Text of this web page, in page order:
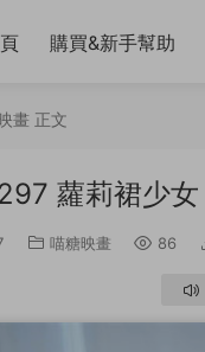
購買&新手幫助
畫 正文
蘿莉裙少女
喵糖映畫 86